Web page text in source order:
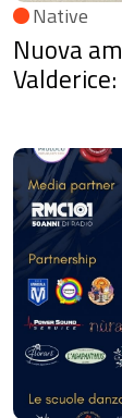
Native
Nuova